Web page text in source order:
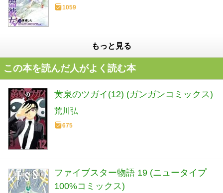
1059
もっと見る
この本を読んだ人がよく読む本
黄泉のツガイ(12) (ガンガンコミックス)
荒川弘
675
ファイブスター物語 19 (ニュータイプ
100%コミックス)